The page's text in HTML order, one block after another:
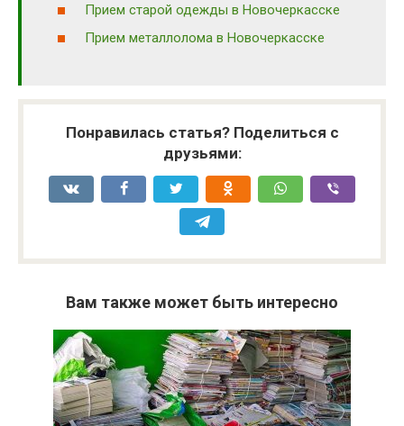
Прием старой одежды в Новочеркасске
Прием металлолома в Новочеркасске
Понравилась статья? Поделиться с
друзьями:
Вам также может быть интересно